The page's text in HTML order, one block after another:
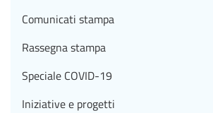
Comunicati stampa
Rassegna stampa
Speciale COVID-19
Iniziative e progetti